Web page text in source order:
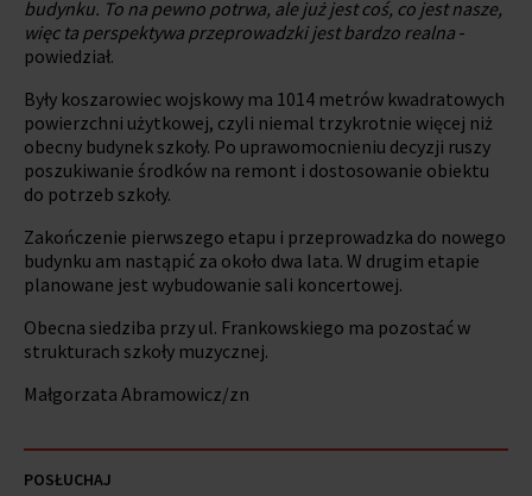
budynku. To na pewno potrwa, ale już jest coś, co jest nasze,
więc ta perspektywa przeprowadzki jest bardzo realna -
powiedział.
Były koszarowiec wojskowy ma 1014 metrów kwadratowych
powierzchni użytkowej, czyli niemal trzykrotnie więcej niż
obecny budynek szkoły. Po uprawomocnieniu decyzji ruszy
poszukiwanie środków na remont i dostosowanie obiektu
do potrzeb szkoły.
Zakończenie pierwszego etapu i przeprowadzka do nowego
budynku am nastąpić za około dwa lata. W drugim etapie
planowane jest wybudowanie sali koncertowej.
Obecna siedziba przy ul. Frankowskiego ma pozostać w
strukturach szkoły muzycznej.
Małgorzata Abramowicz/zn
POSŁUCHAJ